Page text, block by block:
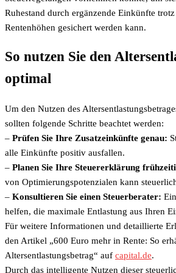
Ruhestand durch ergänzende Einkünfte
Rentenhöhen gesichert werden kann.
So nutzen Sie den
optimal
Um den Nutzen des
sollten folgende Schritte beachtet werden:
– Prüfen Sie Ihre Zusatzeinkünfte genau:
alle Einkünfte positiv ausfallen.
– Planen Sie Ihre Steuererklärung
von Optimierungspotenzialen kann
– Konsultieren Sie einen Steuerberater:
helfen, die maximale Entlastung aus Ihren
Für weitere Informationen und detaillierte
den Artikel „600 Euro mehr in Rente: So
Altersentlastungsbetrag“ auf capital.de.
Durch das intelligente Nutzen dieser